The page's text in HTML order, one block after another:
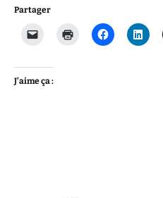
Partager
J’aime ça :